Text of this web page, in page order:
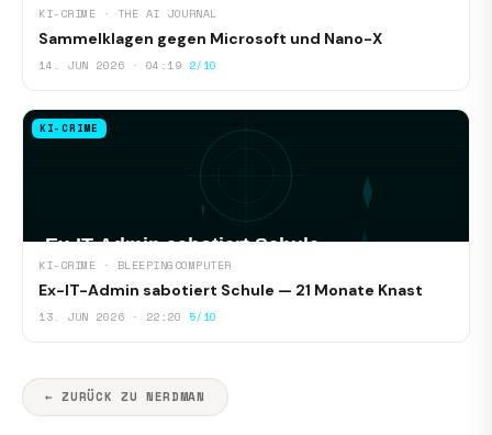
KI-CRIME · THE AI JOURNAL
Sammelklagen gegen Microsoft und Nano-X
14. JUN 2026 · 04:19 2/10
KI-CRIME
KI-CRIME · BLEEPINGCOMPUTER
Ex-IT-Admin sabotiert Schule — 21 Monate Knast
13. JUN 2026 · 22:20 5/10
← ZURÜCK ZU NERDMAN